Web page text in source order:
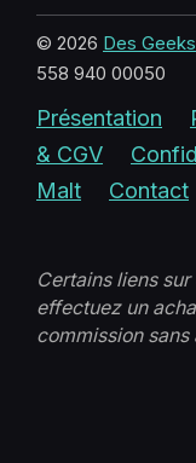
© 2026 Des
558 940 00050
Présentation
& CGV
Malt
Contact
Certains liens
effectuez un
commission